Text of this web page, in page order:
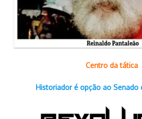
Centro da tática
Historiador é opção ao Senado